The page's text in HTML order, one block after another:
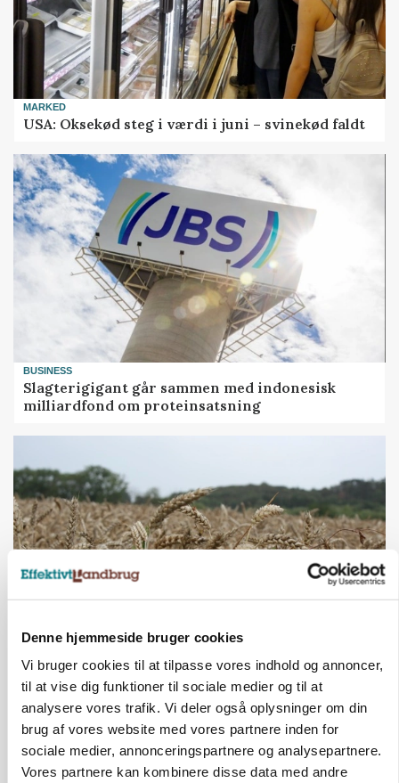
Denne hjemmeside bruger cookies
Vi bruger cookies til at tilpasse vores indhold og annoncer,
til at vise dig funktioner til sociale medier og til at
analysere vores trafik. Vi deler også oplysninger om din
brug af vores website med vores partnere inden for
sociale medier, annonceringspartnere og analysepartnere.
Vores partnere kan kombinere disse data med andre
MARKED
USA: Oksekød steg i værdi i juni – svinekød faldt
BUSINESS
Slagterigigant går sammen med indonesisk
milliardfond om proteinsatsning
Hvedeprisen sprang næsten 6 procent
Annonce
Loading...